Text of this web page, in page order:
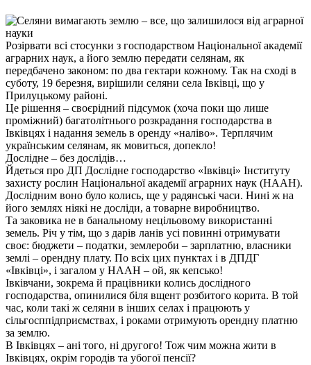
Розірвати всі стосунки з господарством Національної академії
аграрних наук, а його землю передати селянам, як
передбачено законом: по два гектари кожному. Так на сході в
суботу, 19 березня, вирішили селяни села Івківці, що у
Прилуцькому районі.
Це рішення – своєрідний підсумок (хоча поки що лише
проміжний) багатолітнього розкрадання господарства в
Івківцях і надання земель в оренду «наліво». Терплячим
українським селянам, як мовиться, допекло!
Дослідне – без дослідів…
Йдеться про ДП Дослідне господарство «Івківці» Інституту
захисту рослин Національної академії аграрних наук (НААН).
Дослідним воно було колись, ще у радянські часи. Нині ж на
його землях ніякі не досліди, а товарне виробництво.
Та заковика не в банальному нецільовому використанні
земель. Річ у тім, що з дарів ланів усі повинні отримувати
своє: бюджети – податки, землероби – зарплатню, власники
землі – орендну плату. По всіх цих пунктах і в ДПДГ
«Івківці», і загалом у НААН – ой, як кепсько!
Івківчани, зокрема й працівники колись дослідного
господарства, опинилися біля вщент розбитого корита. В той
час, коли такі ж селяни в інших селах і працюють у
сільгосппідприємствах, і роками отримують орендну платню
за землю.
В Івківцях – ані того, ні другого! Тож чим можна жити в
Івківцях, окрім городів та убогої пенсії?